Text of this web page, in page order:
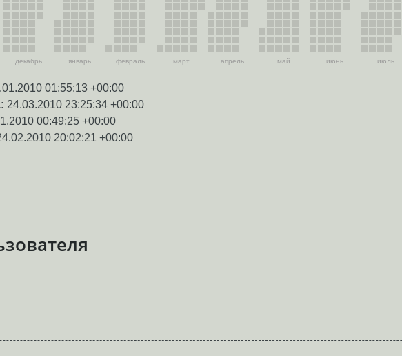
декабрь январь февраль март апрель май июнь июль
01:55:13 +00:00
24.03.2010 23:25:34 +00:00
00:49:25 +00:00
20:02:21 +00:00